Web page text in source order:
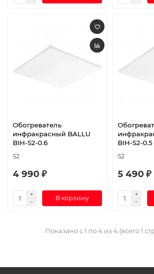
Обогреватель
инфракрасный BALLU
BIH-S2-0.6
S2
4 990 ₽
В корзину
BIH-S2-0.5
S2
5 490 ₽
Показано с 1 по 4 из 4 (всего 1